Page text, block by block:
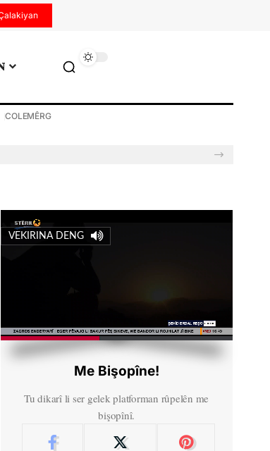
COLEMÊRG
VEKIRINA DENG
Me Bişopîne!
Tu dikarî li ser gelek platforman rûpelên me
bişopînî.